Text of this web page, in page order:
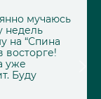
мучаюсь
недель
на “Спина
восторге!
уже
Буду